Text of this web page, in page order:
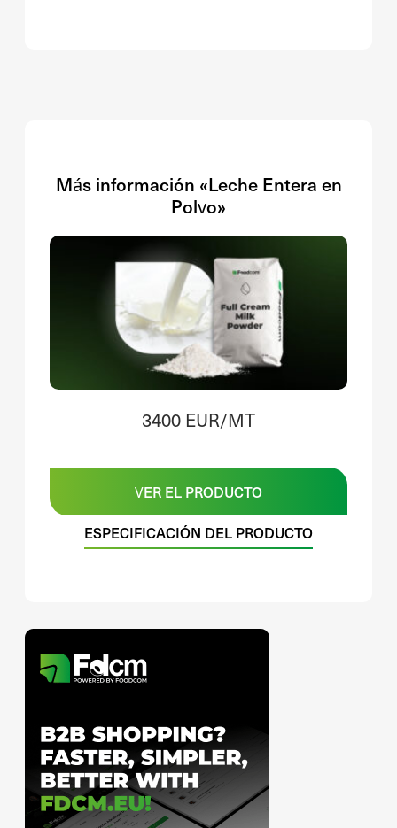
Más información «Leche Entera en
Polvo»
3400 EUR/MT
VER EL PRODUCTO
ESPECIFICACIÓN DEL PRODUCTO